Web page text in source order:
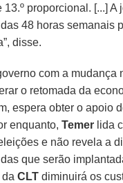
proporcional. [...] A
48 horas semanais
disse.
com a mudança
o retomada da
espera obter o apoio
enquanto,Temer lida
e não revela a
que serão
daCLT diminuirá os